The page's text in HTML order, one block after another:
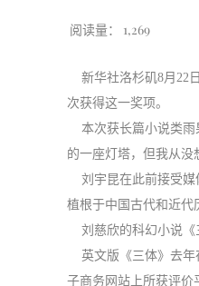
阅读量： 1,269
新华社洛杉矶8月22
次获得这一奖项。
本次获长篇小说类雨
的一座灯塔，但我从没
刘宇昆在此前接受媒
植根于中国古代和近代
刘慈欣的科幻小说《
英文版《三体》去年
子商务网站上所获评价